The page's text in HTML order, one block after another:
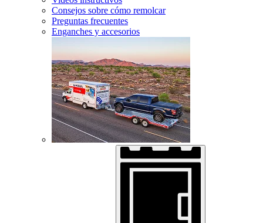
Consejos sobre cómo remolcar
Preguntas frecuentes
Enganches y accesorios